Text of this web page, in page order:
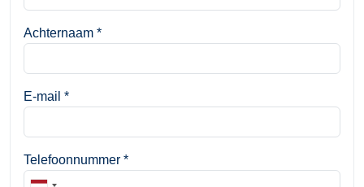
Achternaam *
E-mail *
Telefoonnummer *